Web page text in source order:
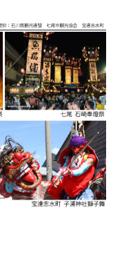
に持ち、くぼみのあ
な音色を引き出せま
り8ｃｍ 本体は 4
号-18ｃｍ、7号-21ｃ